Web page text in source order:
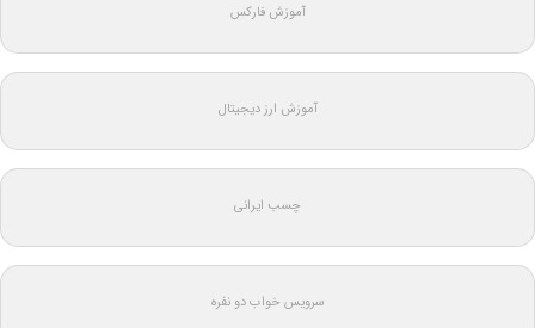
آموزش فارکس
آموزش ارز دیجیتال
چسب ایرانی
سرویس خواب دو نفره